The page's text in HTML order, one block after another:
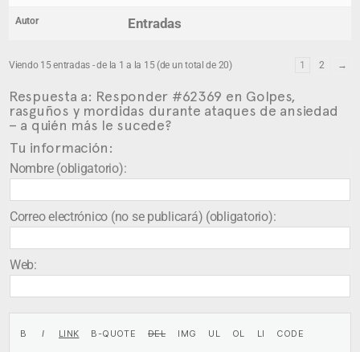
Autor Entradas
Viendo 15 entradas - de la 1 a la 15 (de un total de 20) 1 2 →
Respuesta a: Responder #62369 en Golpes,
rasguños y mordidas durante ataques de ansiedad
– a quién más le sucede?
Tu información:
Nombre (obligatorio):
Correo electrónico (no se publicará) (obligatorio):
Web: